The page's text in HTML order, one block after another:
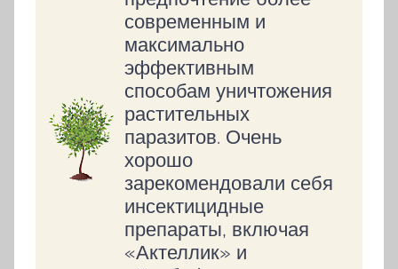
современным и
максимально
эффективным
способам уничтожения
растительных
паразитов. Очень
хорошо
зарекомендовали себя
инсектицидные
препараты, включая
«Актеллик» и